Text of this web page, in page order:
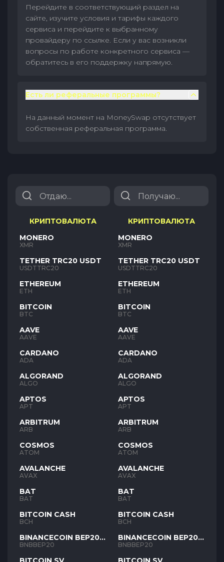
Перейдите в соответствующий раздел на
сайте, изучите условия и тарифы каждого
сервиса и перейдите к выбранному
провайдеру по ссылке. Если у вас возникли
вопросы по работе конкретного сервиса —
обратитесь в его поддержку напрямую.
Есть ли реферальные программы?
На данный момент на MoneySwap отсутствует
собственная реферальная программа.
КРИПТОВАЛЮТА
MONERO
XMR
TETHER TRC20 USDT
USDTTRC20
ETHEREUM
ETH
BITCOIN
BTC
AAVE
AAVE
CARDANO
ADA
ALGORAND
ALGO
APTOS
APT
ARBITRUM
ARB
COSMOS
ATOM
AVALANCHE
AVAX
BAT
BAT
BITCOIN CASH
BCH
BINANCECOIN BEP20
BNB
BNBBEP20
КРИПТОВАЛЮТА
MONERO
XMR
TETHER TRC20 USDT
USDTTRC20
ETHEREUM
ETH
BITCOIN
BTC
AAVE
AAVE
CARDANO
ADA
ALGORAND
ALGO
APTOS
APT
ARBITRUM
ARB
COSMOS
ATOM
AVALANCHE
AVAX
BAT
BAT
BITCOIN CASH
BCH
BINANCECOIN BEP20
BNB
BNBBEP20